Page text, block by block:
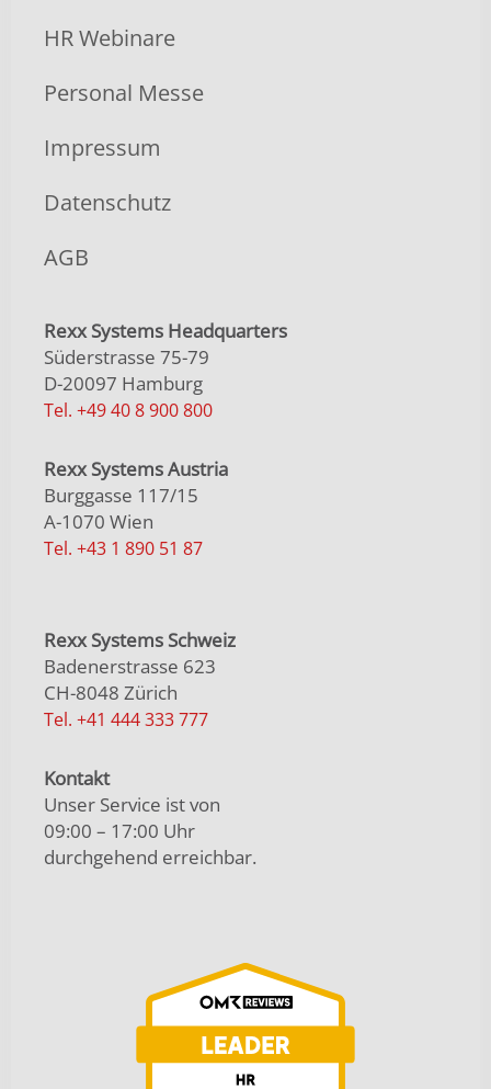
HR Webinare
Personal Messe
Impressum
Datenschutz
AGB
Rexx Systems Headquarters
Süderstrasse 75-79
D-20097 Hamburg
Tel. +49 40 8 900 800
Rexx Systems Austria
Burggasse 117/15
A-1070 Wien
Tel. +43 1 890 51 87
Rexx Systems Schweiz
Badenerstrasse 623
CH-8048 Zürich
Tel. +41 444 333 777
Kontakt
Unser Service ist von
09:00 – 17:00 Uhr
durchgehend erreichbar.